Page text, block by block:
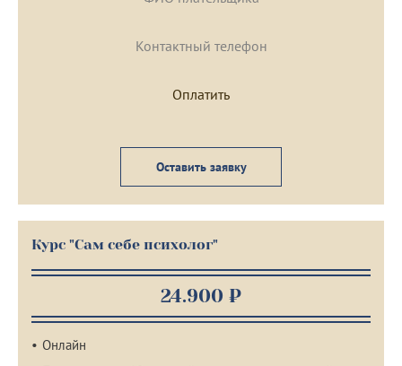
Оставить заявку
Курс "Сам себе психолог"
24.900 ₽
Онлайн